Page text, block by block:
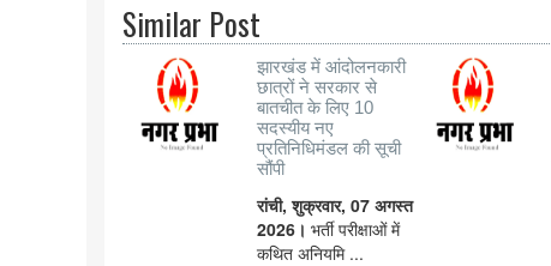
Similar Post
झारखंड में आंदोलनकारी
छात्रों ने सरकार से
बातचीत के लिए 10
सदस्यीय नए
प्रतिनिधिमंडल की सूची
सौंपी
रांची, शुक्रवार, 07 अगस्त
2026। भर्ती परीक्षाओं में
कथित अनियमि ...